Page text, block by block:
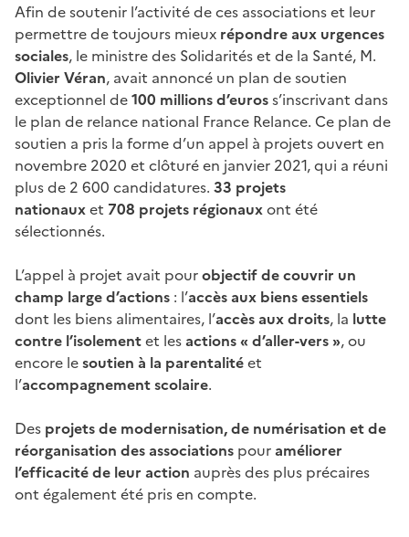
Afin de soutenir l’activité de ces associations et leur
permettre de toujours mieux répondre aux urgences
sociales, le ministre des Solidarités et de la Santé, M.
Olivier Véran, avait annoncé un plan de soutien
exceptionnel de100 millions d’euross’inscrivant dans
le plan de relance national France Relance. Ce plan de
soutien a pris la forme d’un appel à projets ouvert en
novembre 2020 et clôturé en janvier 2021, qui a réuni
plus de 2 600 candidatures. 33 projets
nationauxet 708 projets régionauxont été
sélectionnés.
L’appel à projet avait pourobjectif de couvrir un
champ large d’actions : l’accès aux biens essentiels
dont les biens alimentaires, l’accès aux droits, la lutte
contre l’isolementet lesactions « d’aller-vers », ou
encore lesoutien à la parentalitéet
l’accompagnement scolaire.
Des projets de modernisation, de numérisation et de
réorganisation des associations pouraméliorer
l’efficacité de leur action auprès des plus précaires
ont également été pris en compte.